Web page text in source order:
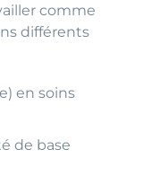
comme
différents
en soins
de base